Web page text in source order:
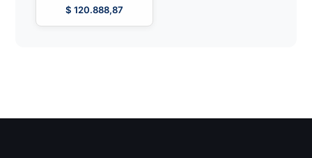
$ 120.888,87